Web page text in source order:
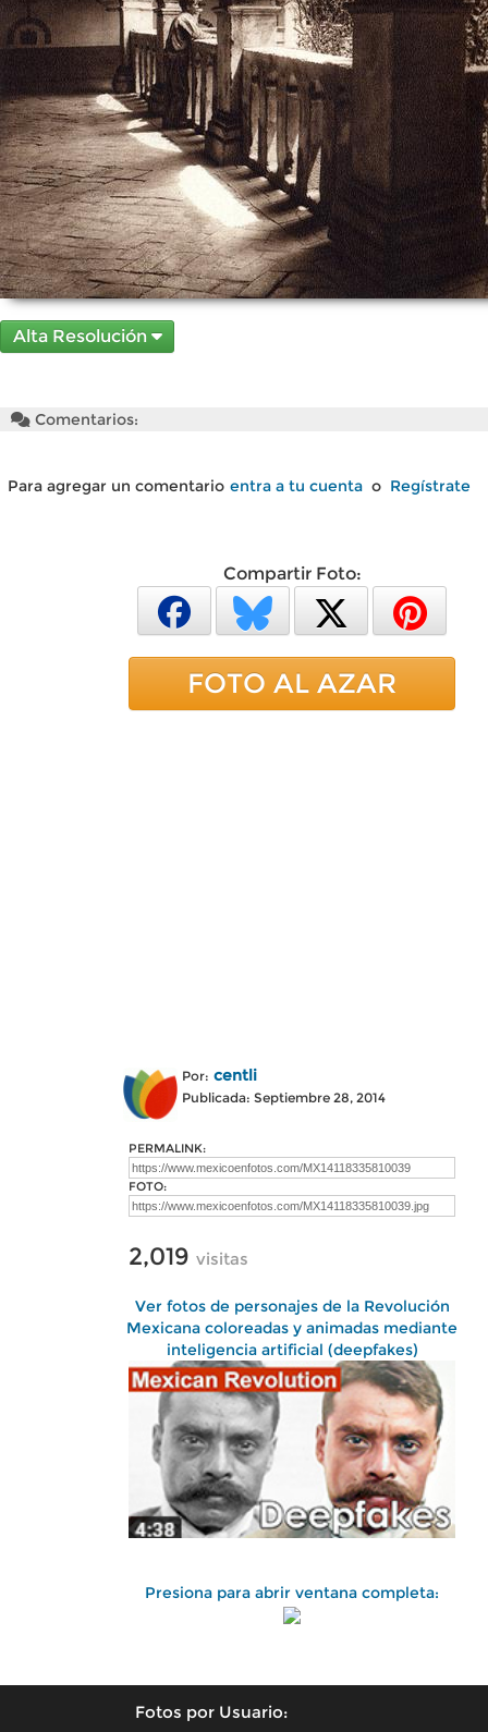
Alta Resolución
Comentarios:
Para agregar un comentario entra a tu cuenta o Regístrate
Compartir Foto:
FOTO AL AZAR
Por: centli
Publicada: Septiembre 28, 2014
PERMALINK:
FOTO:
2,019 visitas
Ver fotos de personajes de la Revolución
Mexicana coloreadas y animadas mediante
inteligencia artificial (deepfakes)
Presiona para abrir ventana completa:
Fotos por Usuario: